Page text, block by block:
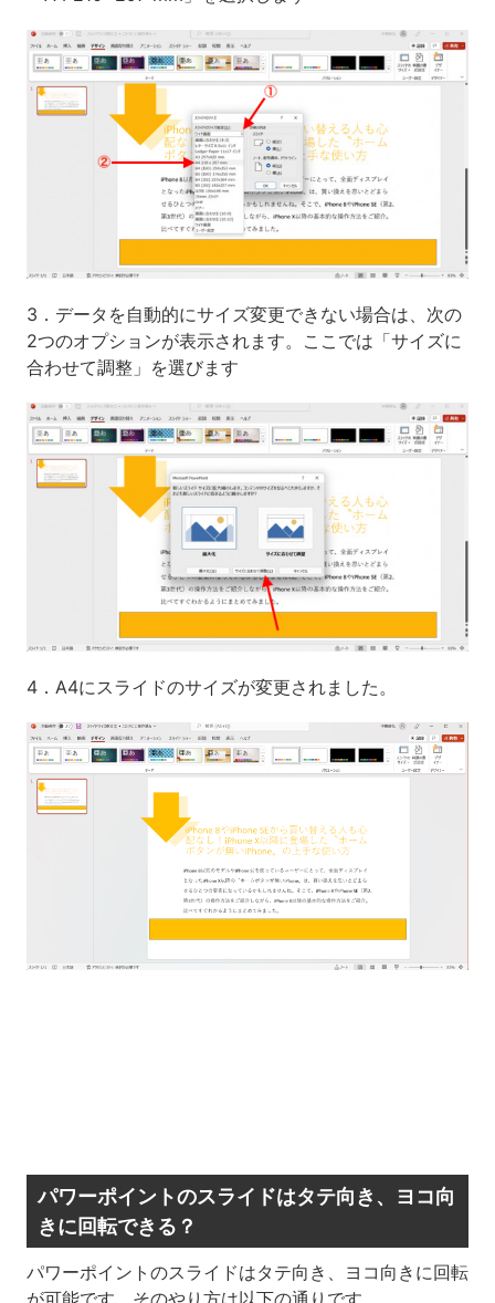
3．データを自動的にサイズ変更できない場合は、次の
2つのオプションが表示されます。ここでは「サイズに
合わせて調整」を選びます
4．A4にスライドのサイズが変更されました。
パワーポイントのスライドはタテ向き、ヨコ向
きに回転できる？
パワーポイントのスライドはタテ向き、ヨコ向きに回転
が可能です。そのやり方は以下の通りです。